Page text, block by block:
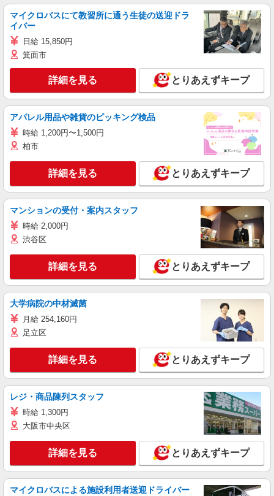
マイクロバスにて教習所に通う生徒の送迎ドラ
イバー
日給 15,850円
箕面市
詳細を見る とりあえずキープ
アパレル用品や雑貨のピッキング検品
時給 1,200円〜1,500円
柏市
詳細を見る とりあえずキープ
マンションの受付・案内スタッフ
時給 2,000円
渋谷区
詳細を見る とりあえずキープ
大学病院の中材滅菌
月給 254,160円
足立区
詳細を見る とりあえずキープ
レジ・商品陳列スタッフ
時給 1,300円
大阪市中央区
詳細を見る とりあえずキープ
マイクロバスによる施設利用者送迎ドライバー